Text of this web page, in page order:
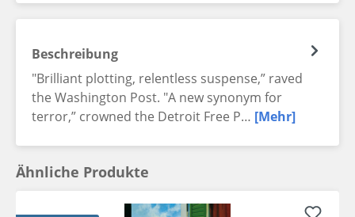
Beschreibung
"Brilliant plotting, relentless suspense,” raved
the Washington Post. "A new synonym for
terror,” crowned the Detroit Free P… [Mehr]
Ähnliche Produkte